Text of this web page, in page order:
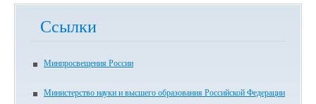
Ссылки
Минпросвещения России
Министерство науки и высшего образования Российской Федерации